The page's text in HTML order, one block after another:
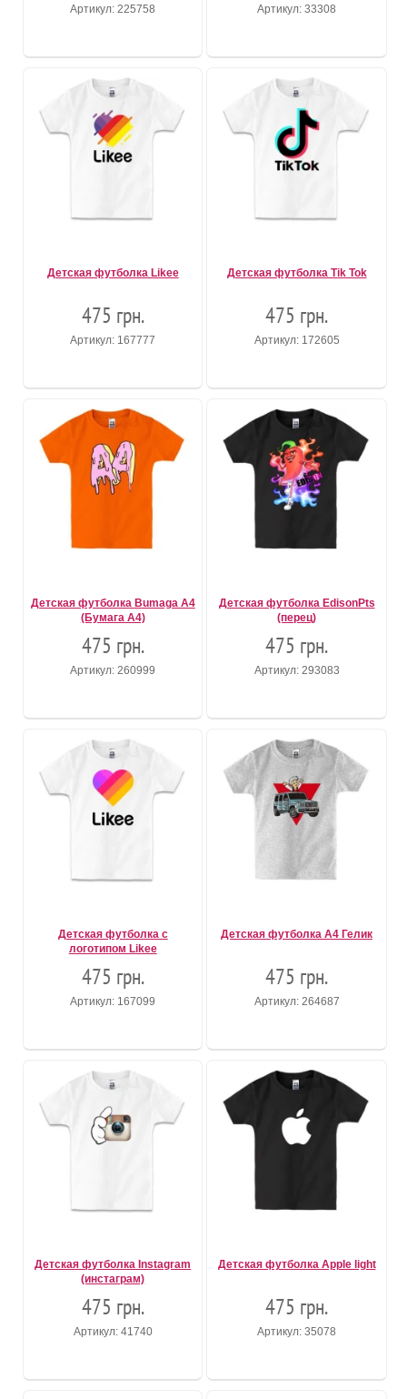
Артикул: 225758 Артикул: 33308
Детская футболка Likee
475 грн.
Артикул: 167777
Детская футболка Tik Tok
475 грн.
Артикул: 172605
Детская футболка Bumaga A4
(Бумага А4)
475 грн.
Артикул: 260999
Детская футболка EdisonPts
(перец)
475 грн.
Артикул: 293083
Детская футболка с
логотипом Likee
475 грн.
Артикул: 167099
Детская футболка А4 Гелик
475 грн.
Артикул: 264687
Детская футболка Instagram
(инстаграм)
475 грн.
Артикул: 41740
Детская футболка Apple light
475 грн.
Артикул: 35078